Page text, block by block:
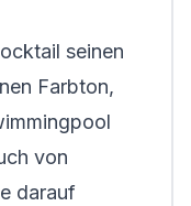
seinen
Farbton,
von
darauf